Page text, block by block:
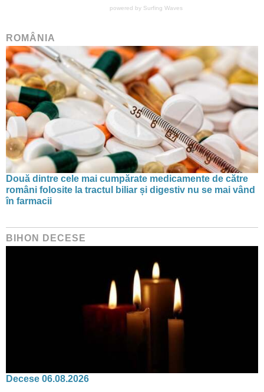
powered by Surfing Waves
ROMÂNIA
Două dintre cele mai cumpărate medicamente de către
români folosite la tractul biliar și digestiv nu se mai vând
în farmacii
BIHON DECESE
Decese 06.08.2026